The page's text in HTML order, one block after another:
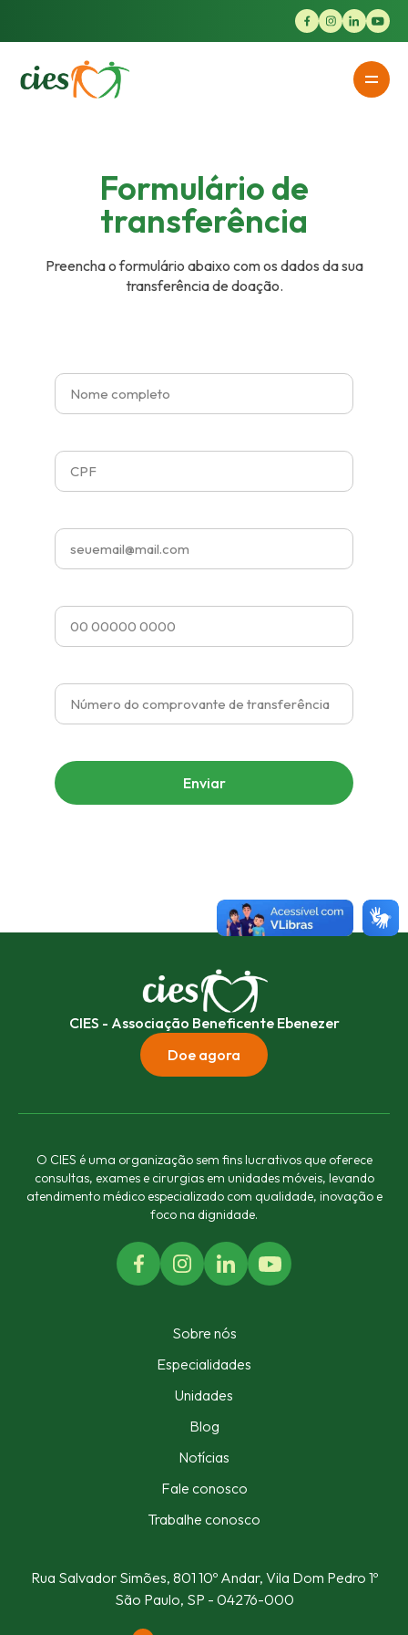
Formulário de
transferência
Preencha o formulário abaixo com os dados da sua
transferência de doação.
Enviar
CIES - Associação Beneficente Ebenezer
Doe agora
O CIES é uma organização sem fins lucrativos que oferece
consultas, exames e cirurgias em unidades móveis, levando
atendimento médico especializado com qualidade, inovação e
foco na dignidade.
Sobre nós
Especialidades
Unidades
Blog
Notícias
Fale conosco
Trabalhe conosco
Rua Salvador Simões, 801 10º Andar, Vila Dom Pedro 1º
São Paulo, SP - 04276-000